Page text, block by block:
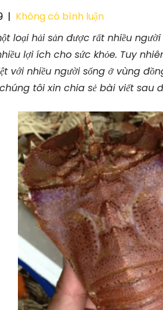
| Không có bình luận
loại hải sản được rất nhiều
lợi ích cho sức khỏe. Tuy
với nhiều người sống ở vùng
tôi xin chia sẻ bài viết sau